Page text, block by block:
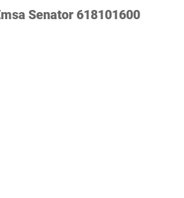
Senator 618101600